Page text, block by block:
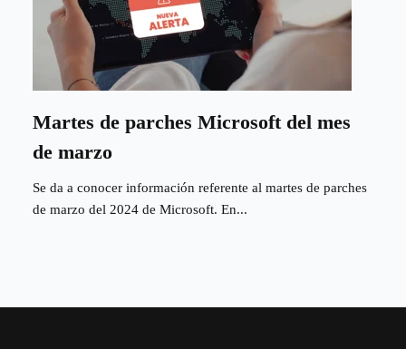
Martes de parches Microsoft del mes
de marzo
Se da a conocer información referente al martes de parches
de marzo del 2024 de Microsoft. En...